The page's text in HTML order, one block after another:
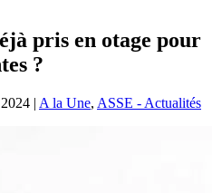
pris en otage pour
?
| A la Une, ASSE - Actualités